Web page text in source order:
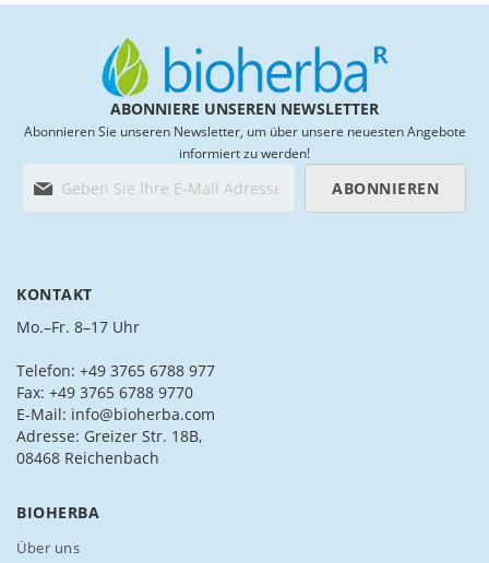
ABONNIERE UNSEREN NEWSLETTER
Abonnieren Sie unseren Newsletter, um über unsere neuesten Angebote
informiert zu werden!
l
S
i
s
i
c
h
f
u
n
ABONNIEREN
KONTAKT
Mo.–Fr. 8–17 Uhr
Telefon: +49 3765 6788 977
Fax: +49 3765 6788 9770
E-Mail: info@bioherba.com
Adresse: Greizer Str. 18B,
08468 Reichenbach
BIOHERBA
Über uns